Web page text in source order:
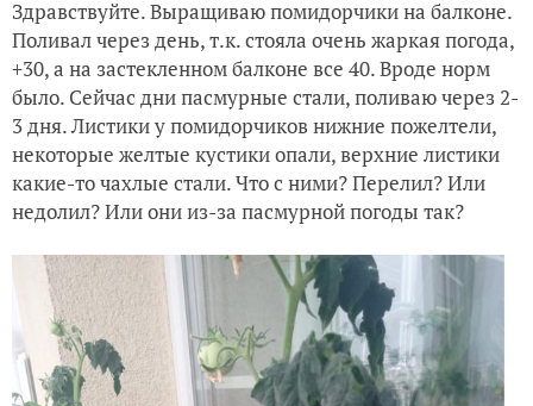
Здравствуйте. Выращиваю помидорчики на балконе.
Поливал через день, т.к. стояла очень жаркая погода,
+30, а на застекленном балконе все 40. Вроде норм
было. Сейчас дни пасмурные стали, поливаю через 2-
3 дня. Листики у помидорчиков нижние пожелтели,
некоторые желтые кустики опали, верхние листики
какие-то чахлые стали. Что с ними? Перелил? Или
недолил? Или они из-за пасмурной погоды так?